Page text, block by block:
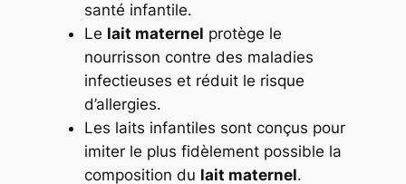
santé infantile.
Le lait maternel protège le
nourrisson contre des maladies
infectieuses et réduit le risque
d’allergies.
Les laits infantiles sont conçus pour
imiter le plus fidèlement possible la
composition du lait maternel.